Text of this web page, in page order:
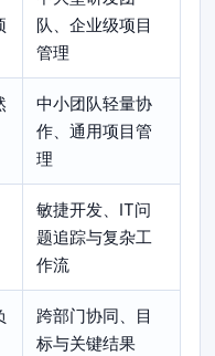
队、企业级项目
管理
中小团队轻量协
作、通用项目管
理
敏捷开发、IT问
题追踪与复杂工
作流
跨部门协同、目
标与关键结果